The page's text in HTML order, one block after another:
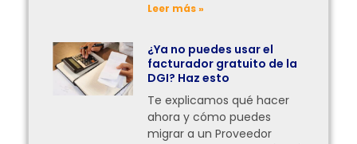
Leer más »
¿Ya no puedes usar el
facturador gratuito de la
DGI? Haz esto
Te explicamos qué hacer
ahora y cómo puedes
migrar a un Proveedor